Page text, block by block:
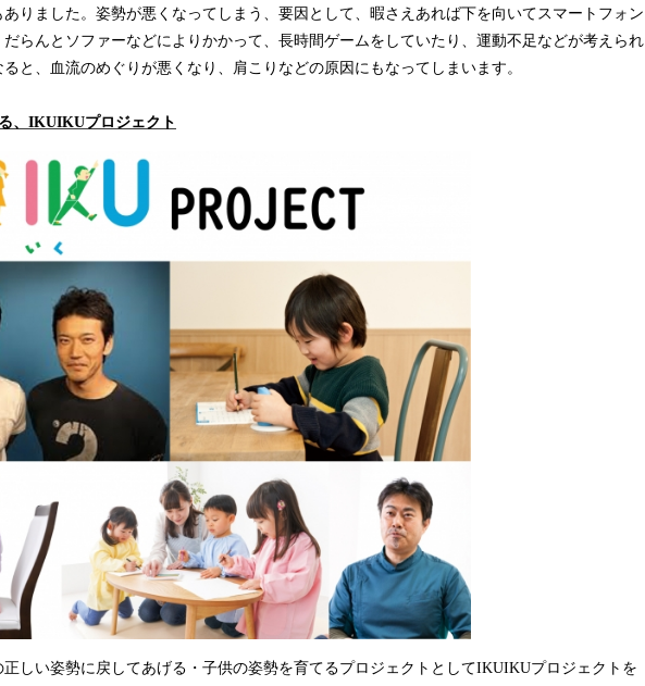
りました。姿勢が悪くなってしまう、要因として、暇さえあれば下を向いてスマートフォン
らんとソファーなどによりかかって、長時間ゲームをしていたり、運動不足などが考えられ
と、血流のめぐりが悪くなり、肩こりなどの原因にもなってしまいます。
、IKUIKUプロジェクト
しい姿勢に戻してあげる・子供の姿勢を育てるプロジェクトとしてIKUIKUプロジェクトを